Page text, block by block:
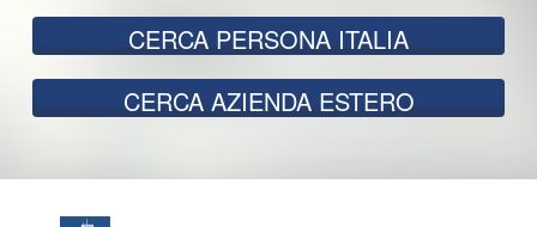
CERCA PERSONA ITALIA
CERCA AZIENDA ESTERO